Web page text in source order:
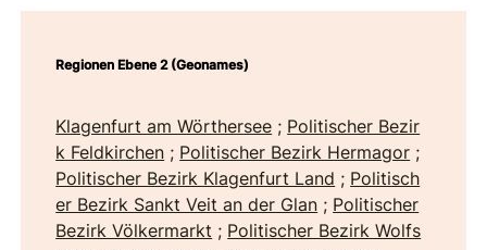
Regionen Ebene 2 (Geonames)
Klagenfurt am Wörthersee ; Politischer Bezir
k Feldkirchen ; Politischer Bezirk Hermagor ;
Politischer Bezirk Klagenfurt Land ; Politisch
er Bezirk Sankt Veit an der Glan ; Politischer
Bezirk Völkermarkt ; Politischer Bezirk Wolfs